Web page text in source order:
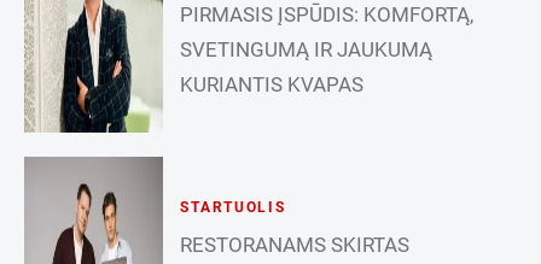
PIRMASIS ĮSPŪDIS: KOMFORTĄ,
SVETINGUMĄ IR JAUKUMĄ
KURIANTIS KVAPAS
STARTUOLIS
RESTORANAMS SKIRTAS